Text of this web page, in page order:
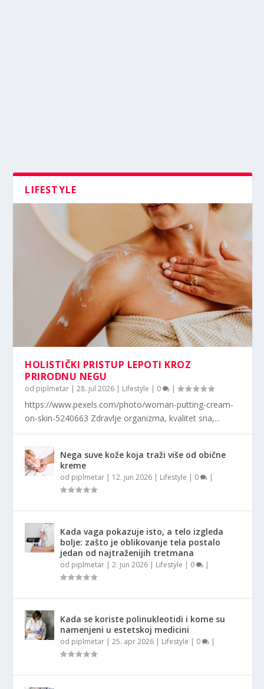
LIFESTYLE
HOLISTIČKI PRISTUP LEPOTI KROZ
PRIRODNU NEGU
od piplmetar |28. jul 2026 | Lifestyle | 0 |
https://www.pexels.com/photo/woman-putting-cream-
on-skin-5240663 Zdravlje organizma, kvalitet sna,...
Nega suve kože koja traži više od obične
kreme
od piplmetar | 12. jun 2026 | Lifestyle | 0 |
Kada vaga pokazuje isto, a telo izgleda
bolje: zašto je oblikovanje tela postalo
jedan od najtraženijih tretmana
od piplmetar |2. jun 2026 | Lifestyle | 0 |
Kada se koriste polinukleotidi i kome su
namenjeni u estetskoj medicini
od piplmetar |25. apr 2026 | Lifestyle | 0 |